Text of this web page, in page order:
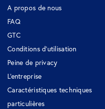
A propos de nous
FAQ
GTC
Conditions d'utilisation
Peine de privacy
L'entreprise
Caractéristiques techniques
particulières